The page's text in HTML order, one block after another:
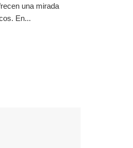
una mirada
En...